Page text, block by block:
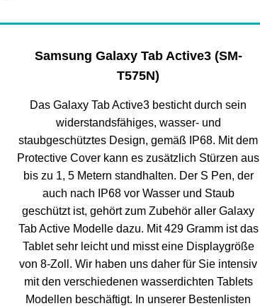
Samsung Galaxy Tab Active3 (SM-
T575N)
Das Galaxy Tab Active3 besticht durch sein
widerstandsfähiges, wasser- und
staubgeschütztes Design, gemäß IP68. Mit dem
Protective Cover kann es zusätzlich Stürzen aus
bis zu 1, 5 Metern standhalten. Der S Pen, der
auch nach IP68 vor Wasser und Staub
geschützt ist, gehört zum Zubehör aller Galaxy
Tab Active Modelle dazu. Mit 429 Gramm ist das
Tablet sehr leicht und misst eine Displaygröße
von 8-Zoll. Wir haben uns daher für Sie intensiv
mit den verschiedenen wasserdichten Tablets
Modellen beschäftigt. In unserer Bestenlisten